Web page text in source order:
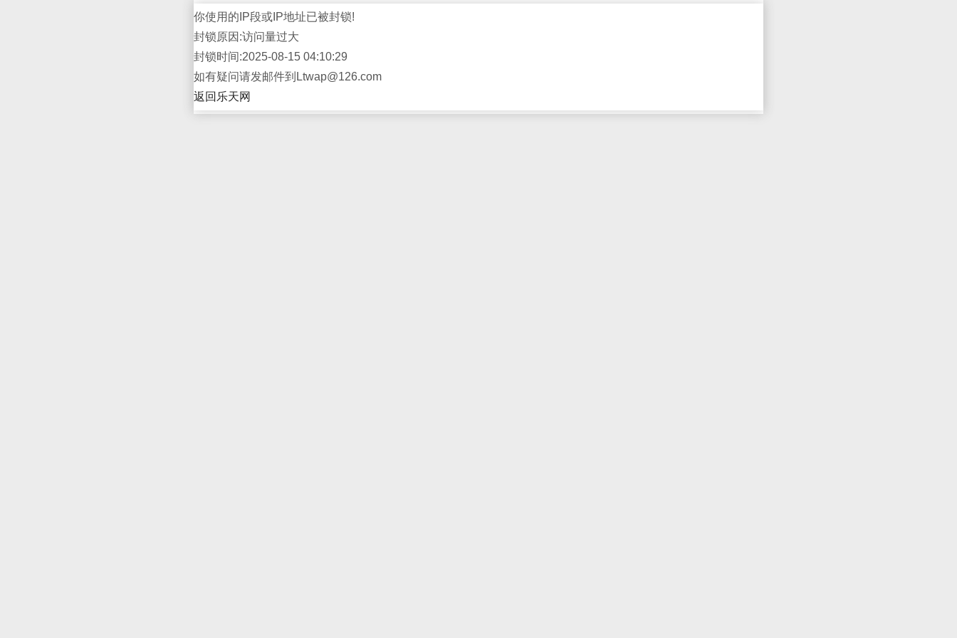
你使用的IP段或IP地址已被封锁!
封锁原因:访问量过大
封锁时间:2025-08-15 04:10:29
如有疑问请发邮件到Ltwap@126.com
返回乐天网